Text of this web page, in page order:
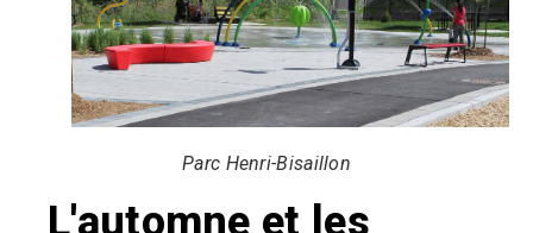
Parc Henri-Bisaillon
L'automne et les